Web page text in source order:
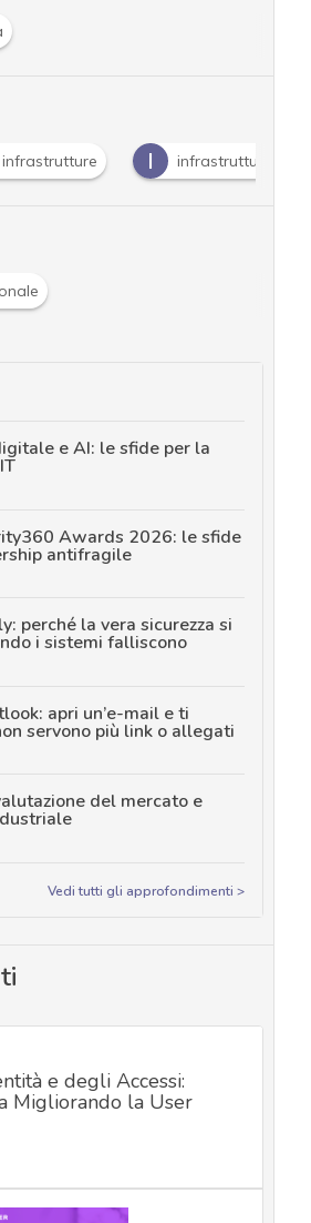
infrastrutture I infrastrutture
e AI: le sfide per la
Awards 2026: le sfide
antifragile
perché la vera sicurezza si
i sistemi falliscono
apri un’e-mail e ti
servono più link o allegati
del mercato e
Vedi tutti gli approfondimenti >
e degli Accessi:
Migliorando la User